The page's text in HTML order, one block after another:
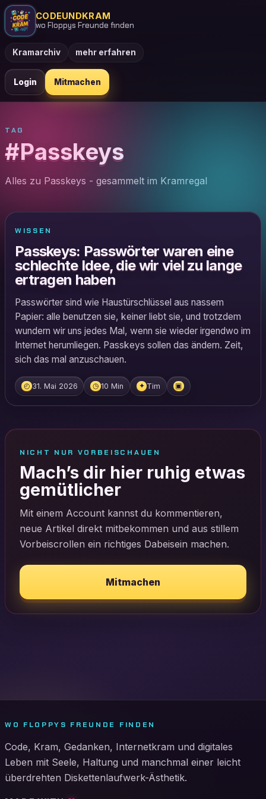
CODEUNDKRAM
wo Floppys Freunde finden
Kramarchiv mehr erfahren
Login Mitmachen
TAG
#Passkeys
Alles zu Passkeys - gesammelt im Kramregal
WISSEN
Passkeys: Passwörter waren eine
schlechte Idee, die wir viel zu lange
ertragen haben
Passwörter sind wie Haustürschlüssel aus nassem
Papier: alle benutzen sie, keiner liebt sie, und trotzdem
wundern wir uns jedes Mal, wenn sie wieder irgendwo im
Internet herumliegen. Passkeys sollen das ändern. Zeit,
sich das mal anzuschauen.
◴ 31. Mai 2026 ◷ 10 Min ✦ Tim ▣
NICHT NUR VORBEISCHAUEN
Mach’s dir hier ruhig etwas
gemütlicher
Mit einem Account kannst du kommentieren,
neue Artikel direkt mitbekommen und aus stillem
Vorbeiscrollen ein richtiges Dabeisein machen.
Mitmachen
WO FLOPPYS FREUNDE FINDEN
Code, Kram, Gedanken, Internetkram und digitales
Leben mit Seele, Haltung und manchmal einer leicht
überdrehten Diskettenlaufwerk-Ästhetik.